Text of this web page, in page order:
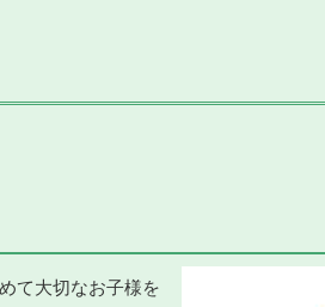
て大切なお子様を